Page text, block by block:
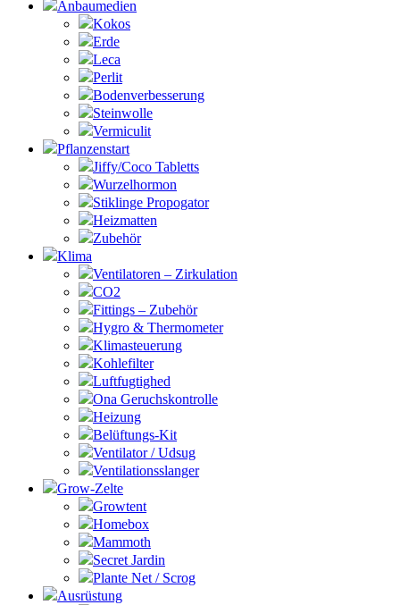
Anbaumedien
Kokos
Erde
Leca
Perlit
Bodenverbesserung
Steinwolle
Vermiculit
Pflanzenstart
Jiffy/Coco Tabletts
Wurzelhormon
Stiklinge Propogator
Heizmatten
Zubehör
Klima
Ventilatoren – Zirkulation
CO2
Fittings – Zubehör
Hygro & Thermometer
Klimasteuerung
Kohlefilter
Luftfugtighed
Ona Geruchskontrolle
Heizung
Belüftungs-Kit
Ventilator / Udsug
Ventilationsslanger
Grow-Zelte
Growtent
Homebox
Mammoth
Secret Jardin
Plante Net / Scrog
Ausrüstung